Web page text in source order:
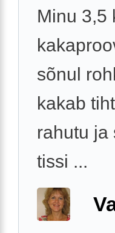
Minu 3,5
sõnul
kakab
rahutu ja
tissi ...